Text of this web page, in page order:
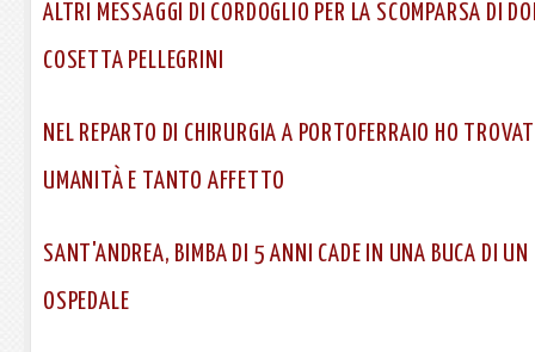
ALTRI MESSAGGI DI CORDOGLIO PER LA SCOMPARSA DI
COSETTA PELLEGRINI
NEL REPARTO DI CHIRURGIA A PORTOFERRAIO HO
UMANITÀ E TANTO AFFETTO
SANT'ANDREA, BIMBA DI 5 ANNI CADE IN UNA BUCA DI
OSPEDALE